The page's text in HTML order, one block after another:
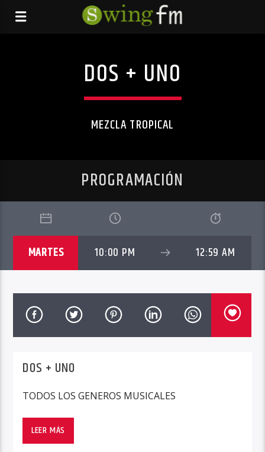
DOS + UNO
MEZCLA TROPICAL
PROGRAMACIÓN
MARTES 10:00 PM 12:59 AM
DOS + UNO
TODOS LOS GENEROS MUSICALES
CON DJ DESGAYENS
LEER MÁS